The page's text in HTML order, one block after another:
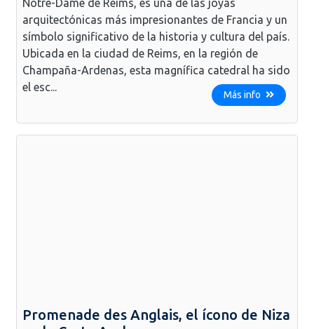
Notre-Dame de Reims, es una de las joyas
arquitectónicas más impresionantes de Francia y un
símbolo significativo de la historia y cultura del país.
Ubicada en la ciudad de Reims, en la región de
Champaña-Ardenas, esta magnífica catedral ha sido
el esc...
Más info
Promenade des Anglais, el ícono de Niza